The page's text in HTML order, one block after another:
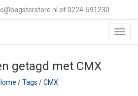
of 0224-591230
getagd met CMX
/Tags /CMX